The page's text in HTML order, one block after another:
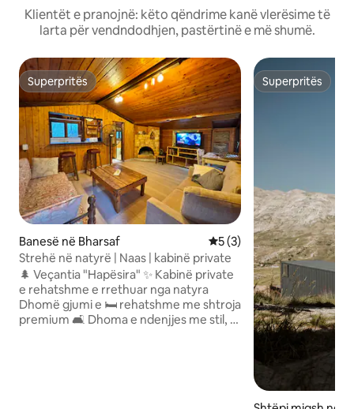
Klientët e pranojnë: këto qëndrime kanë vlerësime të
larta për vendndodhjen, pastërtinë e më shumë.
Superpritës
Superpritës
Banesë në Bharsaf Vlerësimi mesatar 5 nga
5 (3)
Strehë në natyrë | Naas | kabinë private
🌲 Veçantia "Hapësira" ✨ Kabinë private
e rehatshme e rrethuar nga natyra
Dhomë gjumi e 🛏️ rehatshme me shtroja
premium 🛋️ Dhoma e ndenjjes me stil, e
Superpritës
Superpritës